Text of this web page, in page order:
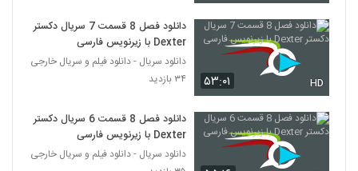
۵۳:۰۱ HD
دانلود فصل 8 قسمت 7 سریال دکستر
Dexter با زیرنویس فارسی
دانلود سریال - دانلود فیلم و سریال خارجی
۳۴ بازدید
دانلود فصل 8 قسمت 6 سریال دکستر
Dexter با زیرنویس فارسی
دانلود سریال - دانلود فیلم و سریال خارجی